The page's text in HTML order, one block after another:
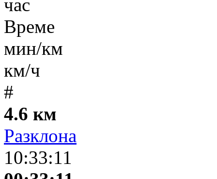
час
Време
мин/км
км/ч
#
4.6 км
Разклона
10:33:11